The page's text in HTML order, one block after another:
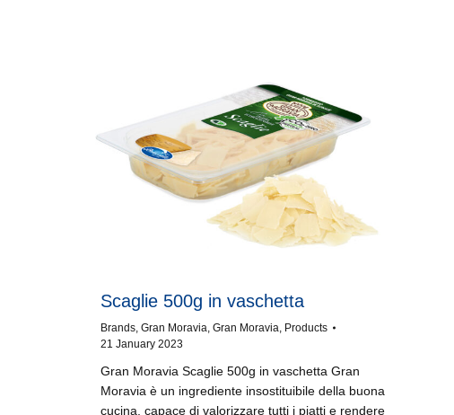
Scaglie 500g in vaschetta
Brands, Gran Moravia, Gran Moravia, Products
21 January 2023
Gran Moravia Scaglie 500g in vaschetta Gran
Moravia è un ingrediente insostituibile della buona
cucina, capace di valorizzare tutti i piatti e rendere